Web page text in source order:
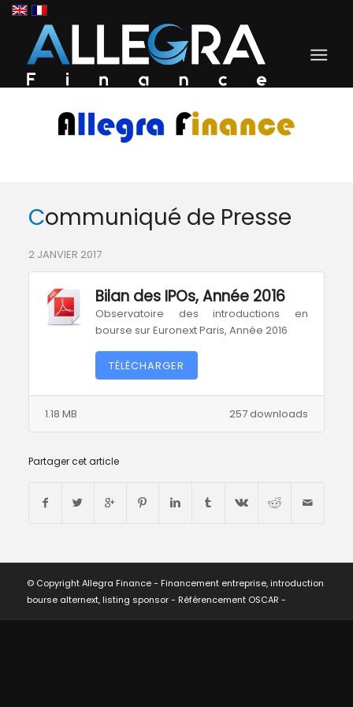
Communiqué de Presse
2 JANVIER 2017
Bilan des IPOs, Année 2016
Observatoire des introductions en
bourse sur Euronext Paris, Année 2016
TÉLÉCHARGER
257 downloads
1.18 MB
Partager cet article
© Copyright Allegra Finance - Financement entreprise, introduction
bourse alternext, listing sponsor - Référencement OSCAR -